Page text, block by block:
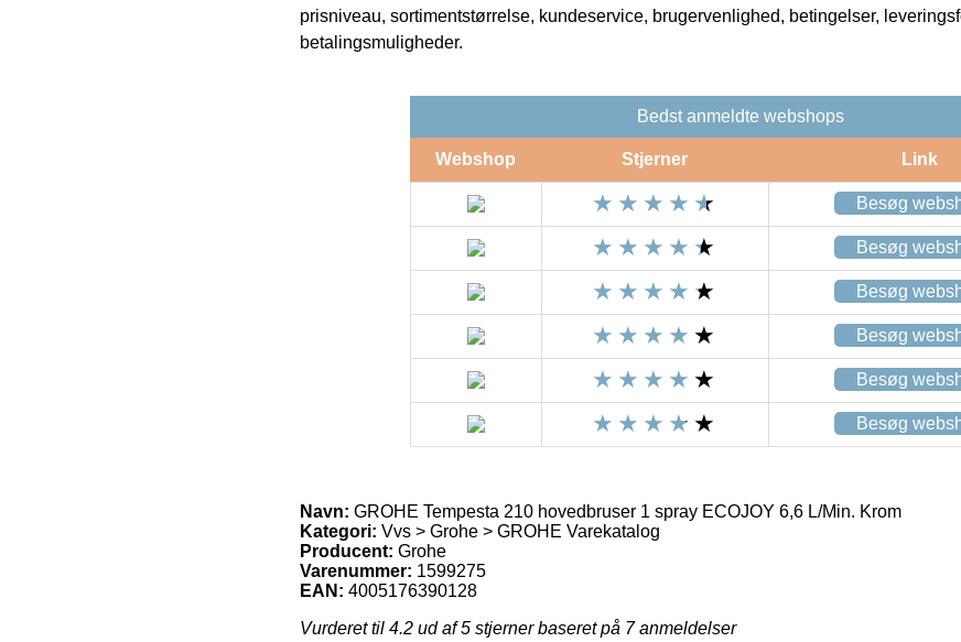
prisniveau, sortimentstørrelse, kundeservice, brugervenlighed, betingelser,
betalingsmuligheder.
Bedst anmeldte webshops
Webshop Stjerner Link
Besøg
Besøg
Besøg
Besøg
Besøg
Besøg
Navn: GROHE Tempesta 210 hovedbruser 1 spray ECOJOY 6,6 L/Min. Krom
Kategori: Vvs > Grohe > GROHE Varekatalog
Producent: Grohe
Varenummer: 1599275
EAN: 4005176390128
Vurderet til 4.2 ud af 5 stjerner baseret på 7anmeldelser